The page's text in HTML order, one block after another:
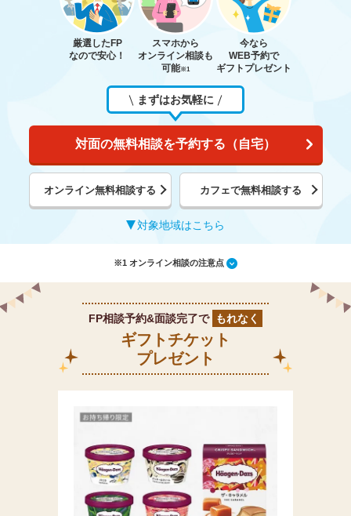
厳選したFP
なので安心！
スマホから
オンライン相談も
可能※1
今なら
WEB予約で
ギフトプレゼント
まずはお気軽に
対面の無料相談を予約する（自宅）
オンライン無料相談する カフェで無料相談する
対象地域はこちら
※1 オンライン相談の注意点
FP相談予約&面談完了で もれなく
ギフトチケット
プレゼント